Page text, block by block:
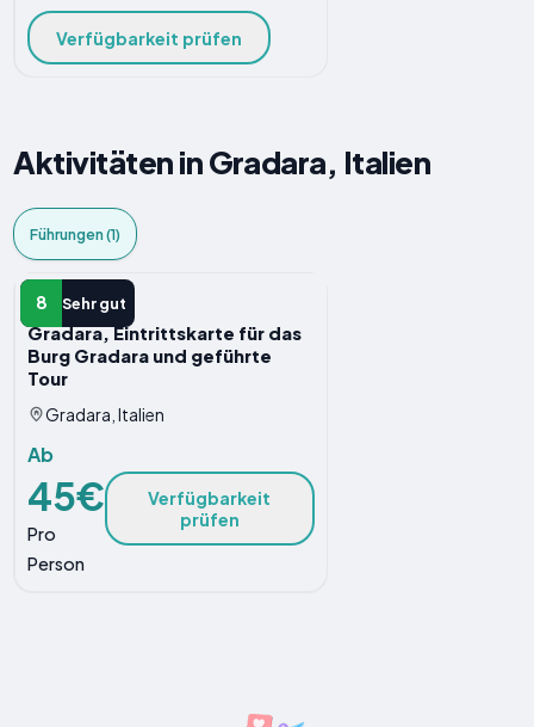
Verfügbarkeit prüfen
Aktivitäten in Gradara, Italien
Führungen (1)
8 Sehr gut
FüHRUNG
Gradara, Eintrittskarte für das
Burg Gradara und geführte
Tour
Gradara, Italien
Ab
45€
Pro
Person
Verfügbarkeit
prüfen